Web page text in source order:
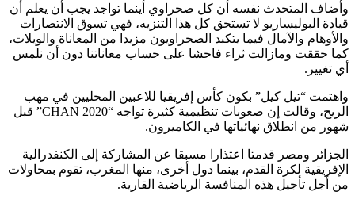
وأضاف المتحدث نفسه أن كل صحراوي أينما تواجد يجب أن يعلم أن
قيادة البوليساريو لا تستحق كل هذا التنزيه، فهي تسوق الانتصارات
والأوهام والآمال فيما يتكبد الصحراويون مزيدا من المعاناة والويلات،
كما حققت ومازالت ثراء فاحشا على حساب معاناتنا دون أن نلمس
أي تغيير.
واهتمت “تيل كيل” بكون كأس إفريقيا للاعبين المحليين في مهب
الريح، وقالت إن صعوبات تنظيمية كثيرة تواجه “CHAN 2020” قبل
شهور من انطلاق نهائياتها في الكاميرون.
الجزائر ومصر قدمتا اعتذارا مسبقا عن المشاركة إلى الكنفدرالية
الإفريقية لكرة القدم، بينما دول أخرى، منها المغرب، تقوم بمحاولات
من أجل تأجيل هذه المنافسة الرياضية القارية.